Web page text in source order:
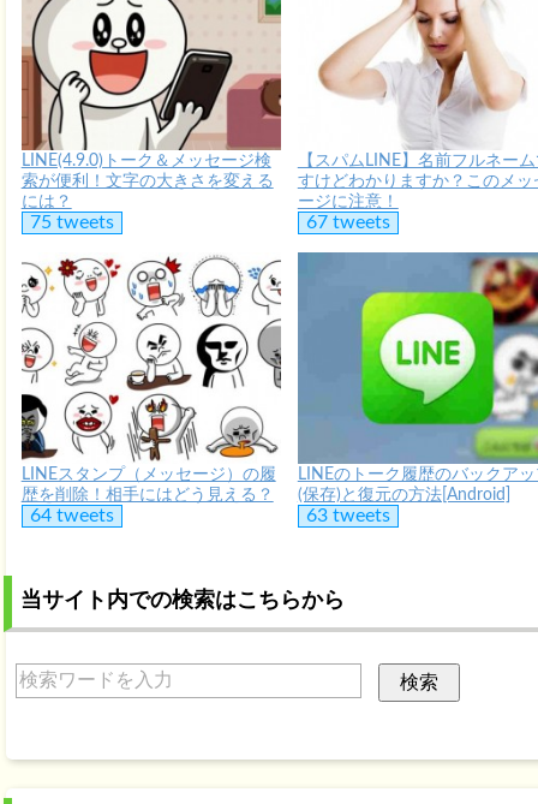
LINE(4.9.0)トーク＆メッセージ検
索が便利！文字の大きさを変える
には？
75 tweets
【スパムLINE】名前フルネー
すけどわかりますか？このメッ
ージに注意！
67 tweets
LINEスタンプ（メッセージ）の履
歴を削除！相手にはどう見える？
64 tweets
LINEのトーク履歴のバックア
(保存)と復元の方法[Android]
63 tweets
当サイト内での検索はこちらから